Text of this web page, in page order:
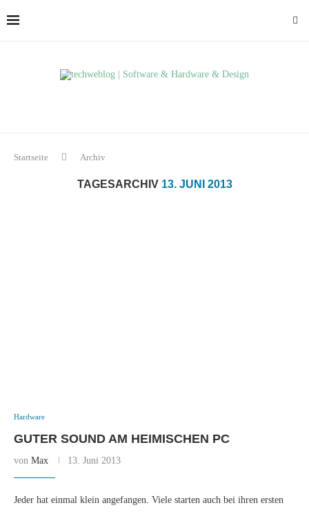
Startseite Archiv
TAGESARCHIV 13. JUNI 2013
Hardware
GUTER SOUND AM HEIMISCHEN PC
von Max 13. Juni 2013
Jeder hat einmal klein angefangen. Viele starten auch bei ihren ersten